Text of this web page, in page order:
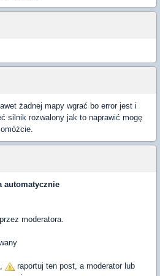
żadnej mapy wgrać bo error jest i
silnik rozwalony jak to naprawić mogę
automatycznie
moderatora.
raportuj ten post, a moderator lub